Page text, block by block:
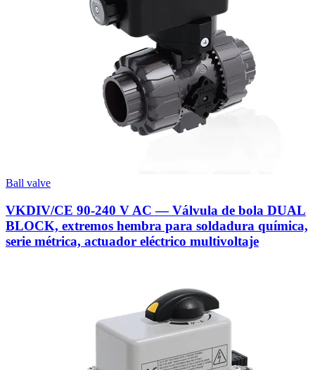
Ball valve
VKDIV/CE 90-240 V AC — Válvula de bola DUAL
BLOCK, extremos hembra para soldadura química,
serie métrica, actuador eléctrico multivoltaje